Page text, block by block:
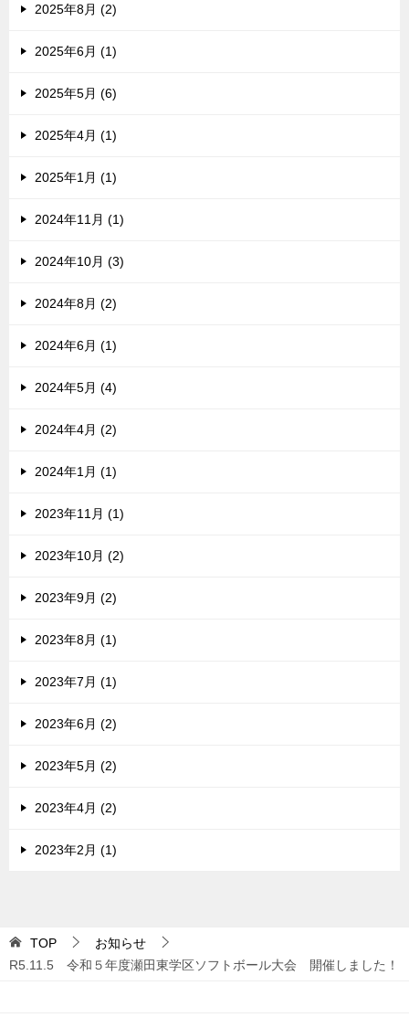
2025年8月 (2)
2025年6月 (1)
2025年5月 (6)
2025年4月 (1)
2025年1月 (1)
2024年11月 (1)
2024年10月 (3)
2024年8月 (2)
2024年6月 (1)
2024年5月 (4)
2024年4月 (2)
2024年1月 (1)
2023年11月 (1)
2023年10月 (2)
2023年9月 (2)
2023年8月 (1)
2023年7月 (1)
2023年6月 (2)
2023年5月 (2)
2023年4月 (2)
2023年2月 (1)
TOP
お知らせ
R5.11.5 令和５年度瀬田東学区ソフトボール大会 開催しました！